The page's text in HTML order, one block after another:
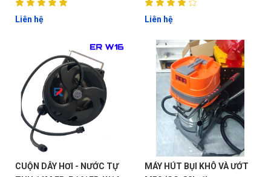
Liên hệ Liên hệ
CUỘN DÂY HƠI - NƯỚC TỰ
MÁY HÚT BỤI KHÔ VÀ ƯỚT